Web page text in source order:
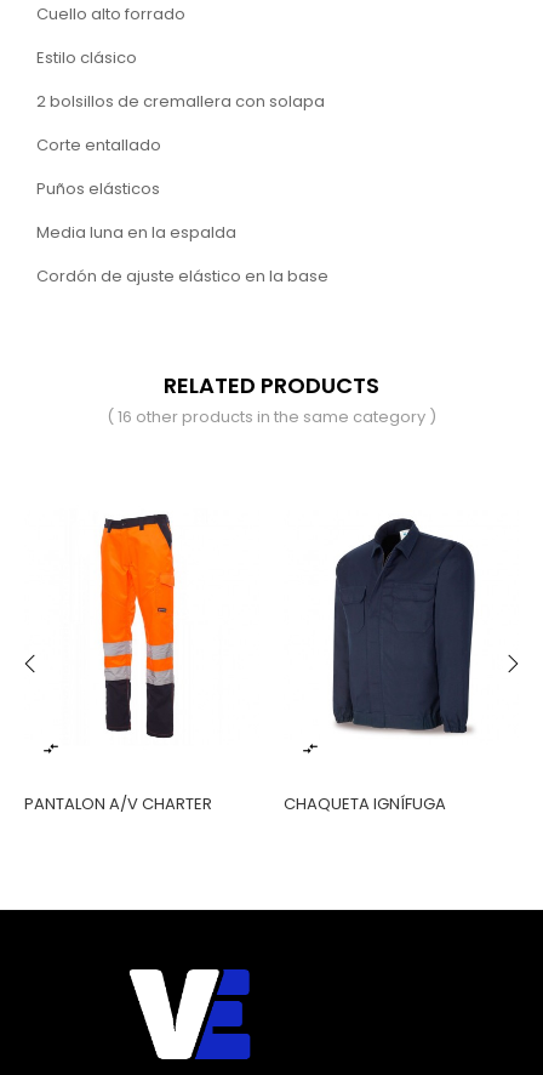
Cuello alto forrado
Estilo clásico
2 bolsillos de cremallera con solapa
Corte entallado
Puños elásticos
Media luna en la espalda
Cordón de ajuste elástico en la base
RELATED PRODUCTS
( 16 other products in the same category )

PANTALON A/V CHARTER

CHAQUETA IGNÍFUGA